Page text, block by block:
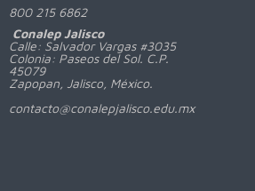
800215 6862
Conalep Jalisco
Calle: Salvador Vargas #3035
Colonia: Paseos del Sol. C.P.
45079
Zapopan, Jalisco, México.
contacto@conalepjalisco.edu.mx